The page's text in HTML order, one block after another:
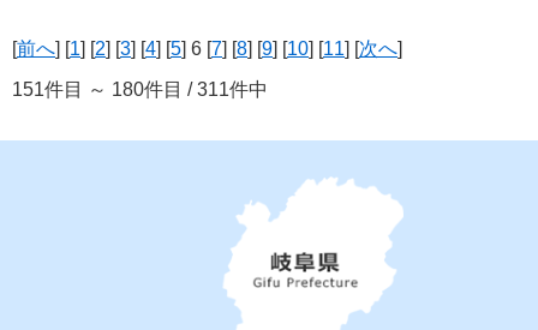
[前へ] [1] [2] [3] [4] [5] 6 [7] [8] [9] [10] [11] [次へ]
151件目 ～ 180件目 / 311件中